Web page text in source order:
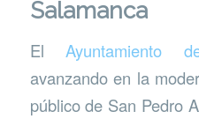
Salamanca
ElAyuntamiento
avanzando en la
público de San Pedro